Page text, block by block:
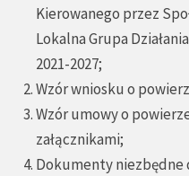
Kierowanego przez
Lokalna Grupa
2021-2027;
Wzór wniosku o
Wzór umowy o
załącznikami;
Dokumenty niezbędne